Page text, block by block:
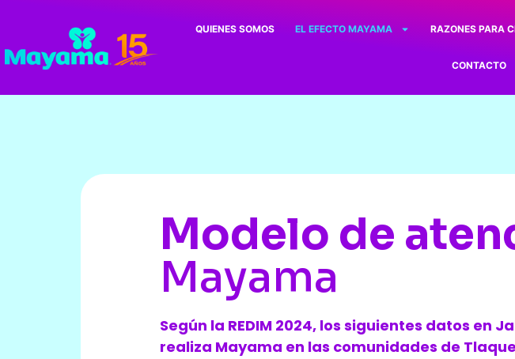
QUIENES SOMOS EL EFECTO MAYAMA RAZONES PARA
CONTACTO
Modelo de
Mayama
Según la REDIM 2024, los siguientes datos en
realiza Mayama en las comunidades de